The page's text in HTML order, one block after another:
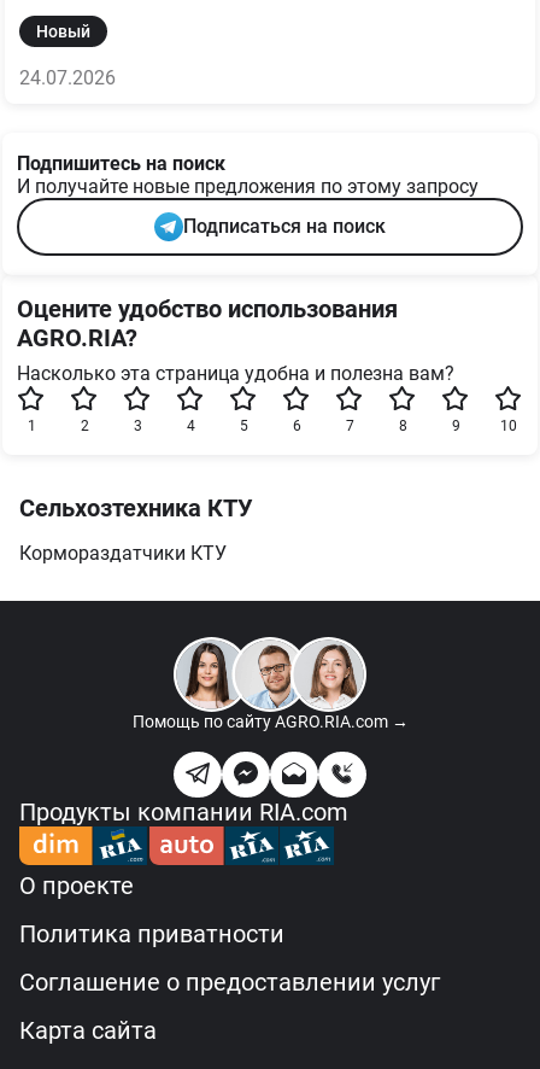
Новый
24.07.2026
Подпишитесь на поиск
И получайте новые предложения по этому запросу
Подписаться на поиск
Оцените удобство использования
AGRO.RIA?
Насколько эта страница удобна и полезна вам?
10
9
8
7
6
5
4
3
2
1
Сельхозтехника КТУ
Кормораздатчики КТУ
Помощь по сайтуAGRO.RIA.com →
Продукты компании RIA.com
О проекте
Политика приватности
Соглашение о предоставлении услуг
Карта сайта